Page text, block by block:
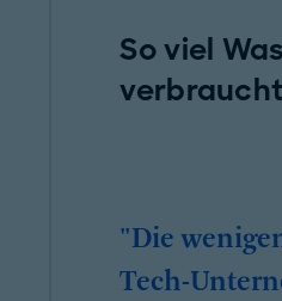
So viel
"Die
Tech-